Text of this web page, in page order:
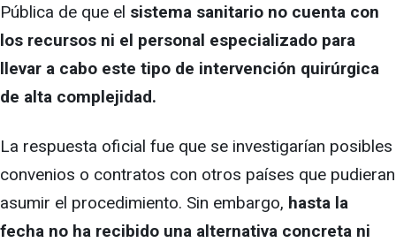
Pública de que el sistema sanitario no cuenta con
los recursos ni el personal especializado para
llevar a cabo este tipo de intervención quirúrgica
de alta complejidad.
La respuesta oficial fue que se investigarían posibles
convenios o contratos con otros países que pudieran
asumir el procedimiento. Sin embargo, hasta la
fecha no ha recibido una alternativa concreta ni